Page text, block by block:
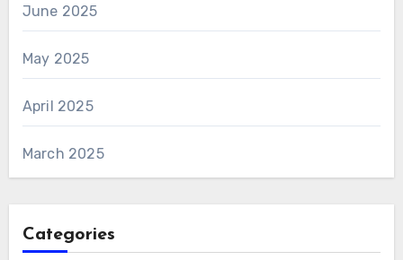
June 2025
May 2025
April 2025
March 2025
Categories